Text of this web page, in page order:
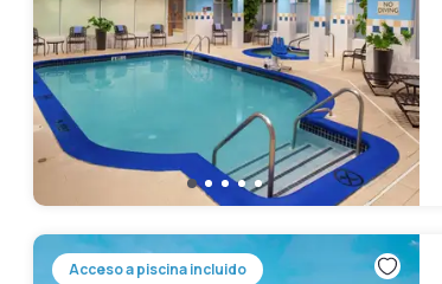
Acceso a piscina incluido